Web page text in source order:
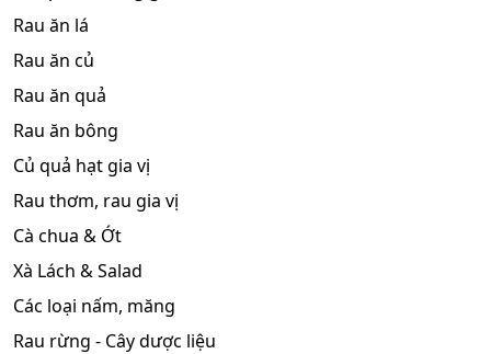
Rau ăn lá
Rau ăn củ
Rau ăn quả
Rau ăn bông
Củ quả hạt gia vị
Rau thơm, rau gia vị
Cà chua & Ớt
Xà Lách & Salad
Các loại nấm, măng
Rau rừng - Cây dược liệu